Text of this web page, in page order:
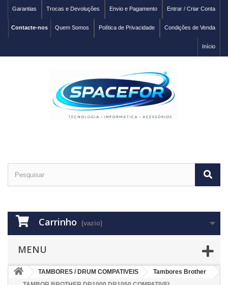
Entrar / Criar Conta
Envio e Pagamento
Trocas e Devoluções
Garantias
Condições de Venda
Política de Privacidade
Quem Somos
Contacte-nos
Início
Carrinho (vazio)
MENU
TAMBORES / DRUM COMPATIVEIS
Tambores Brother